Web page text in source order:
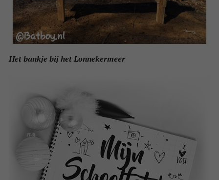
Het bankje bij het Lonnekermeer